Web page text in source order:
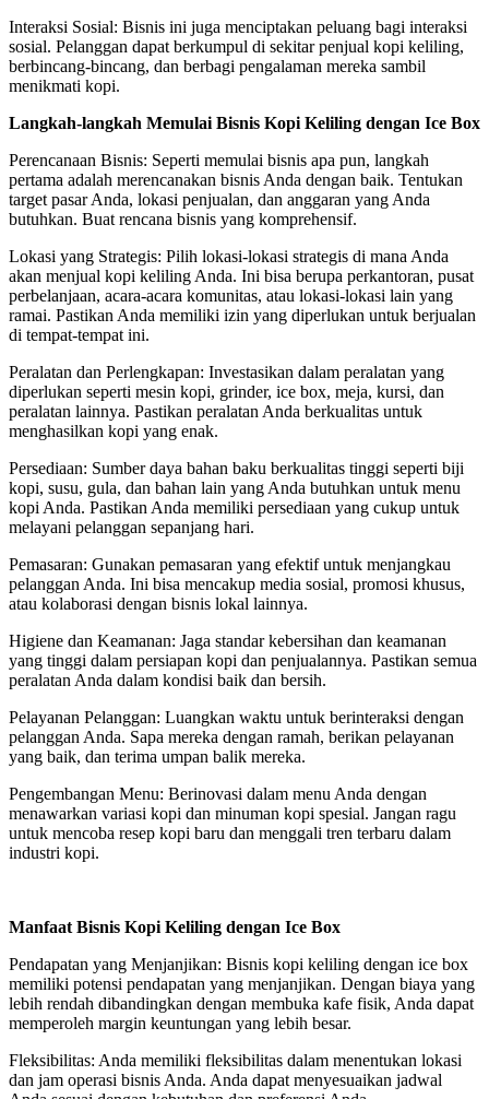
Interaksi Sosial: Bisnis ini juga menciptakan peluang bagi interaksi
sosial. Pelanggan dapat berkumpul di sekitar penjual kopi keliling,
berbincang-bincang, dan berbagi pengalaman mereka sambil
menikmati kopi.
Langkah-langkah Memulai Bisnis Kopi Keliling dengan Ice Box
Perencanaan Bisnis: Seperti memulai bisnis apa pun, langkah
pertama adalah merencanakan bisnis Anda dengan baik. Tentukan
target pasar Anda, lokasi penjualan, dan anggaran yang Anda
butuhkan. Buat rencana bisnis yang komprehensif.
Lokasi yang Strategis: Pilih lokasi-lokasi strategis di mana Anda
akan menjual kopi keliling Anda. Ini bisa berupa perkantoran, pusat
perbelanjaan, acara-acara komunitas, atau lokasi-lokasi lain yang
ramai. Pastikan Anda memiliki izin yang diperlukan untuk berjualan
di tempat-tempat ini.
Peralatan dan Perlengkapan: Investasikan dalam peralatan yang
diperlukan seperti mesin kopi, grinder, ice box, meja, kursi, dan
peralatan lainnya. Pastikan peralatan Anda berkualitas untuk
menghasilkan kopi yang enak.
Persediaan: Sumber daya bahan baku berkualitas tinggi seperti biji
kopi, susu, gula, dan bahan lain yang Anda butuhkan untuk menu
kopi Anda. Pastikan Anda memiliki persediaan yang cukup untuk
melayani pelanggan sepanjang hari.
Pemasaran: Gunakan pemasaran yang efektif untuk menjangkau
pelanggan Anda. Ini bisa mencakup media sosial, promosi khusus,
atau kolaborasi dengan bisnis lokal lainnya.
Higiene dan Keamanan: Jaga standar kebersihan dan keamanan
yang tinggi dalam persiapan kopi dan penjualannya. Pastikan semua
peralatan Anda dalam kondisi baik dan bersih.
Pelayanan Pelanggan: Luangkan waktu untuk berinteraksi dengan
pelanggan Anda. Sapa mereka dengan ramah, berikan pelayanan
yang baik, dan terima umpan balik mereka.
Pengembangan Menu: Berinovasi dalam menu Anda dengan
menawarkan variasi kopi dan minuman kopi spesial. Jangan ragu
untuk mencoba resep kopi baru dan menggali tren terbaru dalam
industri kopi.
Manfaat Bisnis Kopi Keliling dengan Ice Box
Pendapatan yang Menjanjikan: Bisnis kopi keliling dengan ice box
memiliki potensi pendapatan yang menjanjikan. Dengan biaya yang
lebih rendah dibandingkan dengan membuka kafe fisik, Anda dapat
memperoleh margin keuntungan yang lebih besar.
Fleksibilitas: Anda memiliki fleksibilitas dalam menentukan lokasi
dan jam operasi bisnis Anda. Anda dapat menyesuaikan jadwal